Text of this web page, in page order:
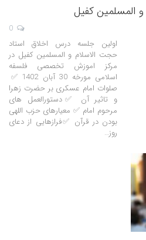
المسلمین کفیل
اولین جلسه درس اخلاق استاد
حجت الاسلام و المسلمین کفیل در
مرکز اموزش تخصصی فلسفه
اسلامی مورخه 30 آبان 1402 ✅
صلوات امام عسکری بر حضرت زهرا
و تاثیر آن ✅دستورالعمل های
مرحوم امام ✅ معیارهای حزب اللهی
بودن در قرآن ✅فرازهایی از دعای
روز…